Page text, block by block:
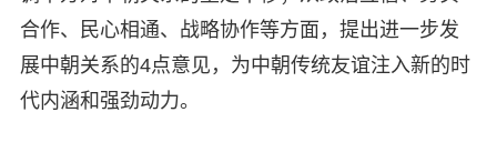
合作、民心相通、战略协作等方面，提出进一步发
展中朝关系的4点意见，为中朝传统友谊注入新的时
代内涵和强劲动力。